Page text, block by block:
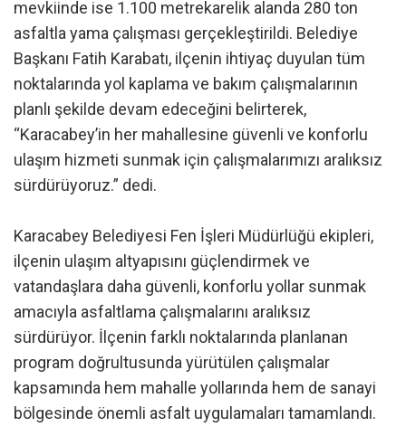
mevkiinde ise 1.100 metrekarelik alanda 280 ton
asfaltla yama çalışması gerçekleştirildi. Belediye
Başkanı Fatih Karabatı, ilçenin ihtiyaç duyulan tüm
noktalarında yol kaplama ve bakım çalışmalarının
planlı şekilde devam edeceğini belirterek,
“Karacabey’in her mahallesine güvenli ve konforlu
ulaşım hizmeti sunmak için çalışmalarımızı aralıksız
sürdürüyoruz.” dedi.
Karacabey Belediyesi Fen İşleri Müdürlüğü ekipleri,
ilçenin ulaşım altyapısını güçlendirmek ve
vatandaşlara daha güvenli, konforlu yollar sunmak
amacıyla asfaltlama çalışmalarını aralıksız
sürdürüyor. İlçenin farklı noktalarında planlanan
program doğrultusunda yürütülen çalışmalar
kapsamında hem mahalle yollarında hem de sanayi
bölgesinde önemli asfalt uygulamaları tamamlandı.